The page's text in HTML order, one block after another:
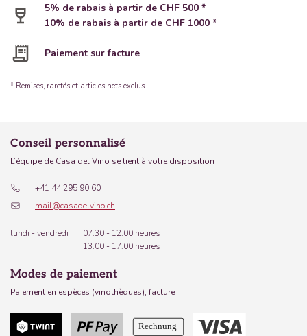
5% de rabais à partir de CHF 500 *
10% de rabais à partir de CHF 1000 *
Paiement sur facture
* Remises, raretés et articles nets exclus
Conseil personnalisé
L’équipe de Casa del Vino se tient à votre disposition
+41 44 295 90 60
mail@casadelvino.ch
lundi - vendredi
07:30 - 12:00 heures
13:00 - 17:00 heures
Modes de paiement
Paiement en espèces (vinothèques), facture